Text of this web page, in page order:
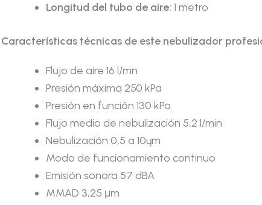
Longitud del tubo de aire: 1 metro
Características técnicas de este nebulizador
Flujo de aire 16 l/mn
Presión máxima 250 kPa
Presión en función 130 kPa
Flujo medio de nebulización 5,2 l/min
Nebulización 0,5 a 10ųm
Modo de funcionamiento continuo
Emisión sonora 57 dBA
MMAD 3,25 μm